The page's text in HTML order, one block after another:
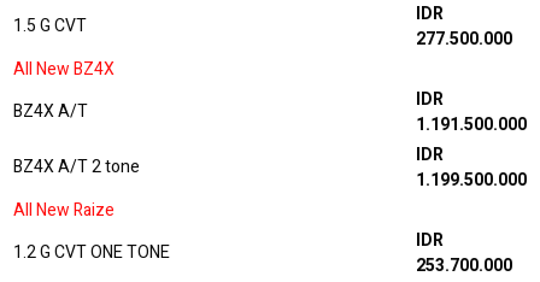
1.5 G CVT
IDR
277.500.000
All New BZ4X
BZ4X A/T
IDR
1.191.500.000
BZ4X A/T 2 tone
IDR
1.199.500.000
All New Raize
1.2 G CVT ONE TONE
IDR
253.700.000